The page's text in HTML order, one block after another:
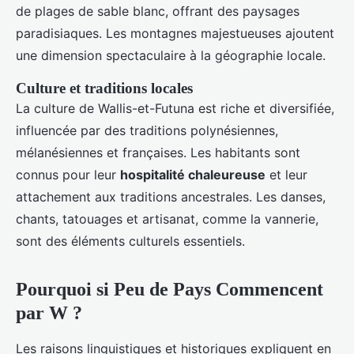
de plages de sable blanc, offrant des paysages
paradisiaques. Les montagnes majestueuses ajoutent
une dimension spectaculaire à la géographie locale.
Culture et traditions locales
La culture de Wallis-et-Futuna est riche et diversifiée,
influencée par des traditions polynésiennes,
mélanésiennes et françaises. Les habitants sont
connus pour leur hospitalité chaleureuse et leur
attachement aux traditions ancestrales. Les danses,
chants, tatouages et artisanat, comme la vannerie,
sont des éléments culturels essentiels.
Pourquoi si Peu de Pays Commencent
par W ?
Les raisons linguistiques et historiques expliquent en